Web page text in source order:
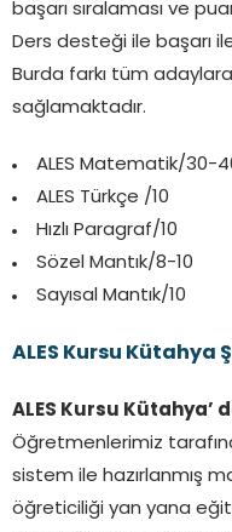
başarı sıralaması ve
Ders desteği ile başarı
Burda farkı tüm
sağlamaktadır.
ALES Matematik/30-
ALES Türkçe /10
Hızlı Paragraf/10
Sözel Mantık/8-10
Sayısal Mantık/10
ALES Kursu Kütahya
ALES Kursu Kütahya’
Öğretmenlerimiz
sistem ile hazırlanmış
öğreticiliği yan yana